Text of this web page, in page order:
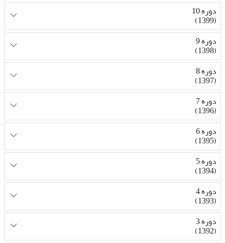
دوره 10
(1399)
دوره 9
(1398)
دوره 8
(1397)
دوره 7
(1396)
دوره 6
(1395)
دوره 5
(1394)
دوره 4
(1393)
دوره 3
(1392)